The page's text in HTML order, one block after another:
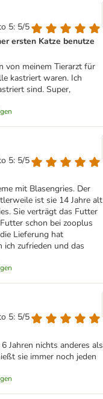
5: 5/5
ersten Katze benutze
von meinem Tierarzt für
kastriert waren. Ich
sind. Super,
5: 5/5
mit Blasengries. Der
ist sie 14 Jahre alt
Sie verträgt das Futter
schon bei zooplus
Lieferung hat
ich zufrieden und das
5: 5/5
Jahren nichts anderes als
sie immer noch jeden